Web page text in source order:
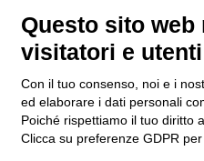
SpA
Flaminio 1/b, 00196 Roma,
alla direzione e
REA n. 877679
Questo sito
visitatori e utenti
Con il tuo consenso, noi e i
ed elaborare i dati personali
Poiché rispettiamo il tuo diritto
Clicca su preferenze GDPR per